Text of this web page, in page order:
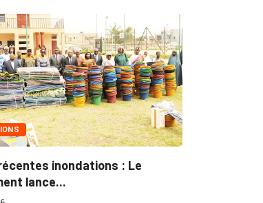
MARCHÉS PUBLICS
Marchés publics : L’ARCOP en croisade
pour plus...